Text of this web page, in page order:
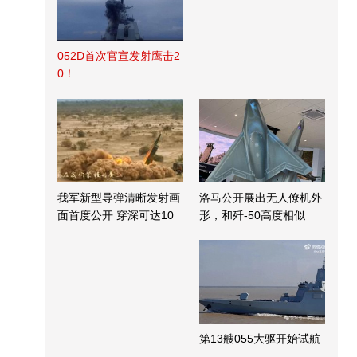
052D首次官宣发射鹰击2
0！
我军新型导弹清晰发射画
面首度公开 穿深可达10
洛马公开展出无人僚机外
形，和歼-50高度相似
第13艘055大驱开始试航